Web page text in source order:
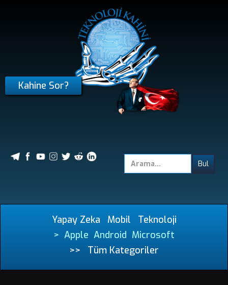
Kahine Sor?
Yapay Zeka Mobil
Teknoloji
> Apple Android Microsoft
>>
Tüm Kategoriler